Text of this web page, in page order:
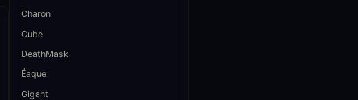
Charon
Cube
DeathMask
Éaque
Gigant